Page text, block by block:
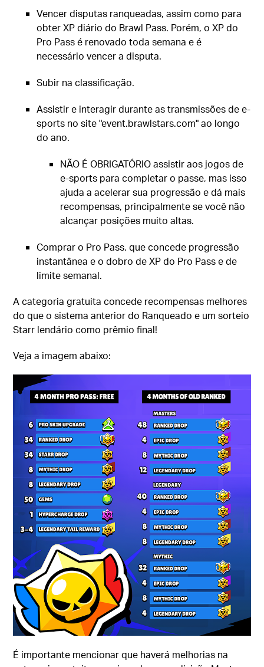
Vencer disputas ranqueadas, assim como para
obter XP diário do Brawl Pass. Porém, o XP do
Pro Pass é renovado toda semana e é
necessário vencer a disputa.
Subir na classificação.
Assistir e interagir durante as transmissões de e-
sports no site "event.brawlstars.com" ao longo
do ano.
NÃO É OBRIGATÓRIO assistir aos jogos de
e-sports para completar o passe, mas isso
ajuda a acelerar sua progressão e dá mais
recompensas, principalmente se você não
alcançar posições muito altas.
Comprar o Pro Pass, que concede progressão
instantânea e o dobro de XP do Pro Pass e de
limite semanal.
A categoria gratuita concede recompensas melhores
do que o sistema anterior do Ranqueado e um sorteio
Starr lendário como prêmio final!
Veja a imagem abaixo:
É importante mencionar que haverá melhorias na